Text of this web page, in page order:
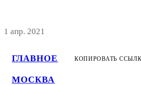
ГЛАВНОЕ
МОСКВА
1 апр. 2021
КОПИРОВАТЬ